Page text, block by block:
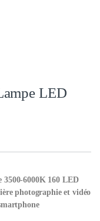
LED
3500-6000K 160 LED
photographie et vidéo